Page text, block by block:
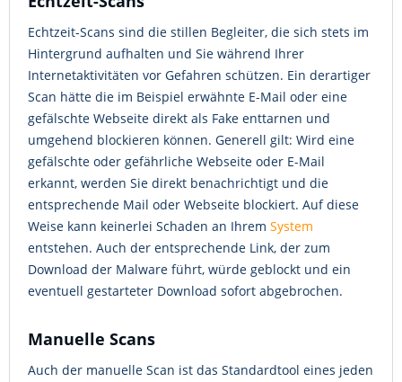
Echtzeit-Scans sind die stillen Begleiter, die sich stets im
Hintergrund aufhalten und Sie während Ihrer
Internetaktivitäten vor Gefahren schützen. Ein derartiger
Scan hätte die im Beispiel erwähnte E-Mail oder eine
gefälschte Webseite direkt als Fake enttarnen und
umgehend blockieren können. Generell gilt: Wird eine
gefälschte oder gefährliche Webseite oder E-Mail
erkannt, werden Sie direkt benachrichtigt und die
entsprechende Mail oder Webseite blockiert. Auf diese
Weise kann keinerlei Schaden an Ihrem System
entstehen. Auch der entsprechende Link, der zum
Download der Malware führt, würde geblockt und ein
eventuell gestarteter Download sofort abgebrochen.
Manuelle Scans
Auch der manuelle Scan ist das Standardtool eines jeden